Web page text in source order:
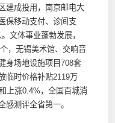
建成投用，南京邮电大
保移动支付、诊间支
文体事业蓬勃发展，
，无锡美术馆、交响音
身场地设施项目708套
临时价格补贴2119万
上涨0.4%，全国百城消
感测评全省第一。